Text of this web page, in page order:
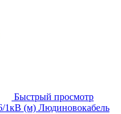
Быстрый просмотр
(м) Людиновокабель